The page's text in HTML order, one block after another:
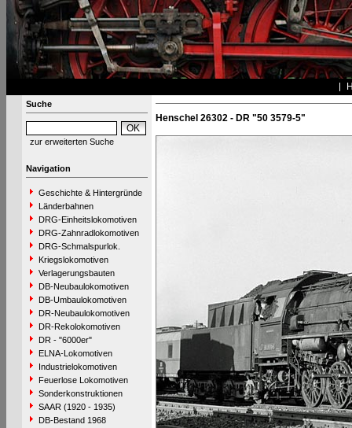
Suche
zur erweiterten Suche
Navigation
Geschichte & Hintergründe
Länderbahnen
DRG-Einheitslokomotiven
DRG-Zahnradlokomotiven
DRG-Schmalspurlok.
Kriegslokomotiven
Verlagerungsbauten
DB-Neubaulokomotiven
DB-Umbaulokomotiven
DR-Neubaulokomotiven
DR-Rekolokomotiven
DR - "6000er"
ELNA-Lokomotiven
Industrielokomotiven
Feuerlose Lokomotiven
Sonderkonstruktionen
SAAR (1920 - 1935)
DB-Bestand 1968
Henschel 26302 - DR "50 3579-5"